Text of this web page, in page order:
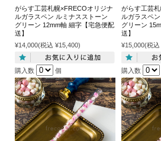
がらす工芸札幌×FRECOオリジナ
ルガラスペン ルミナスストーン
グリーン 12mm軸 細字【宅急便配
送】
¥14,000(税込 ¥15,400)
購入数 個
がらす工芸
ルガラスペ
グリーン
送】
¥15,000(税込
購入数